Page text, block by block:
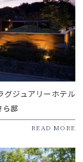
グジュアリーホテル
ら邸
READ MORE